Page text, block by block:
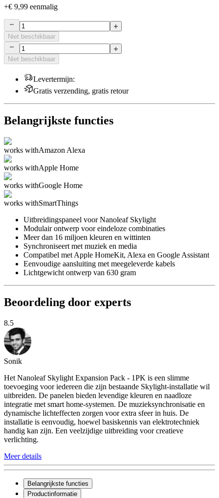
+€ 9,99 eenmalig
Niet beschikbaar
Niet beschikbaar
Levertermijn:
Gratis verzending, gratis retour
Belangrijkste functies
works withAmazon Alexa
works withApple Home
works withGoogle Home
works withSmartThings
Uitbreidingspaneel voor Nanoleaf Skylight
Modulair ontwerp voor eindeloze combinaties
Meer dan 16 miljoen kleuren en wittinten
Synchroniseert met muziek en media
Compatibel met Apple HomeKit, Alexa en Google Assistant
Eenvoudige aansluiting met meegeleverde kabels
Lichtgewicht ontwerp van 630 gram
Beoordeling door experts
8.5
Sonik
Het Nanoleaf Skylight Expansion Pack - 1PK is een slimme
toevoeging voor iedereen die zijn bestaande Skylight-installatie wil
uitbreiden. De panelen bieden levendige kleuren en naadloze
integratie met smart home-systemen. De muzieksynchronisatie en
dynamische lichteffecten zorgen voor extra sfeer in huis. De
installatie is eenvoudig, hoewel basiskennis van elektrotechniek
handig kan zijn. Een veelzijdige uitbreiding voor creatieve
verlichting.
Meer details
Belangrijkste functies
Productinformatie